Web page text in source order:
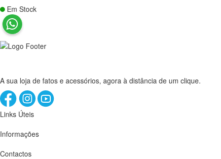
Em Stock
A sua loja de fatos e acessórios, agora à distância de um clique.
Links Úteis
Informações
Contactos